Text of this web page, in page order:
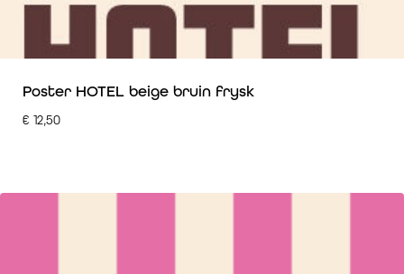
Poster HOTEL beige bruin frysk
€ 12,50